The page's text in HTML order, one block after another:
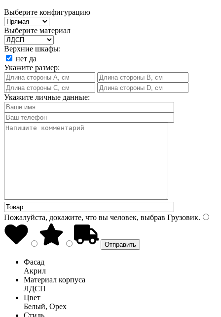
Выберите конфигурацию
Выберите материал
Верхние шкафы:
нет да
Укажите размер:
Укажите личные данные:
Пожалуйста, докажите, что вы человек, выбрав Грузовик.
Фасад
Акрил
Материал корпуса
ЛДСП
Цвет
Белый, Орех
Стиль